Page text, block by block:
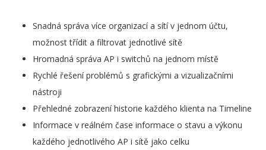
Snadná správa více organizací a sítí v jednom účtu,
možnost třídit a filtrovat jednotlivé sítě
Hromadná správa AP i switchů na jednom místě
Rychlé řešení problémů s grafickými a vizualizačními
nástroji
Přehledné zobrazení historie každého klienta na Timeline
Informace v reálném čase informace o stavu a výkonu
každého jednotlivého AP i sítě jako celku